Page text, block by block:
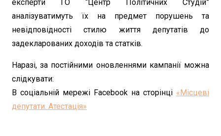
експерти ГО “Центр Політичних Студій”
аналізуватимуть їх на предмет порушень та
невідповідності стилю життя депутатів до
задекларованих доходів та статків.
Наразі, за постійними оновленнями кампанії можна
слідкувати:
В соціальній мережі Facebook на сторінці «Місцеві
депутати. Атестація»